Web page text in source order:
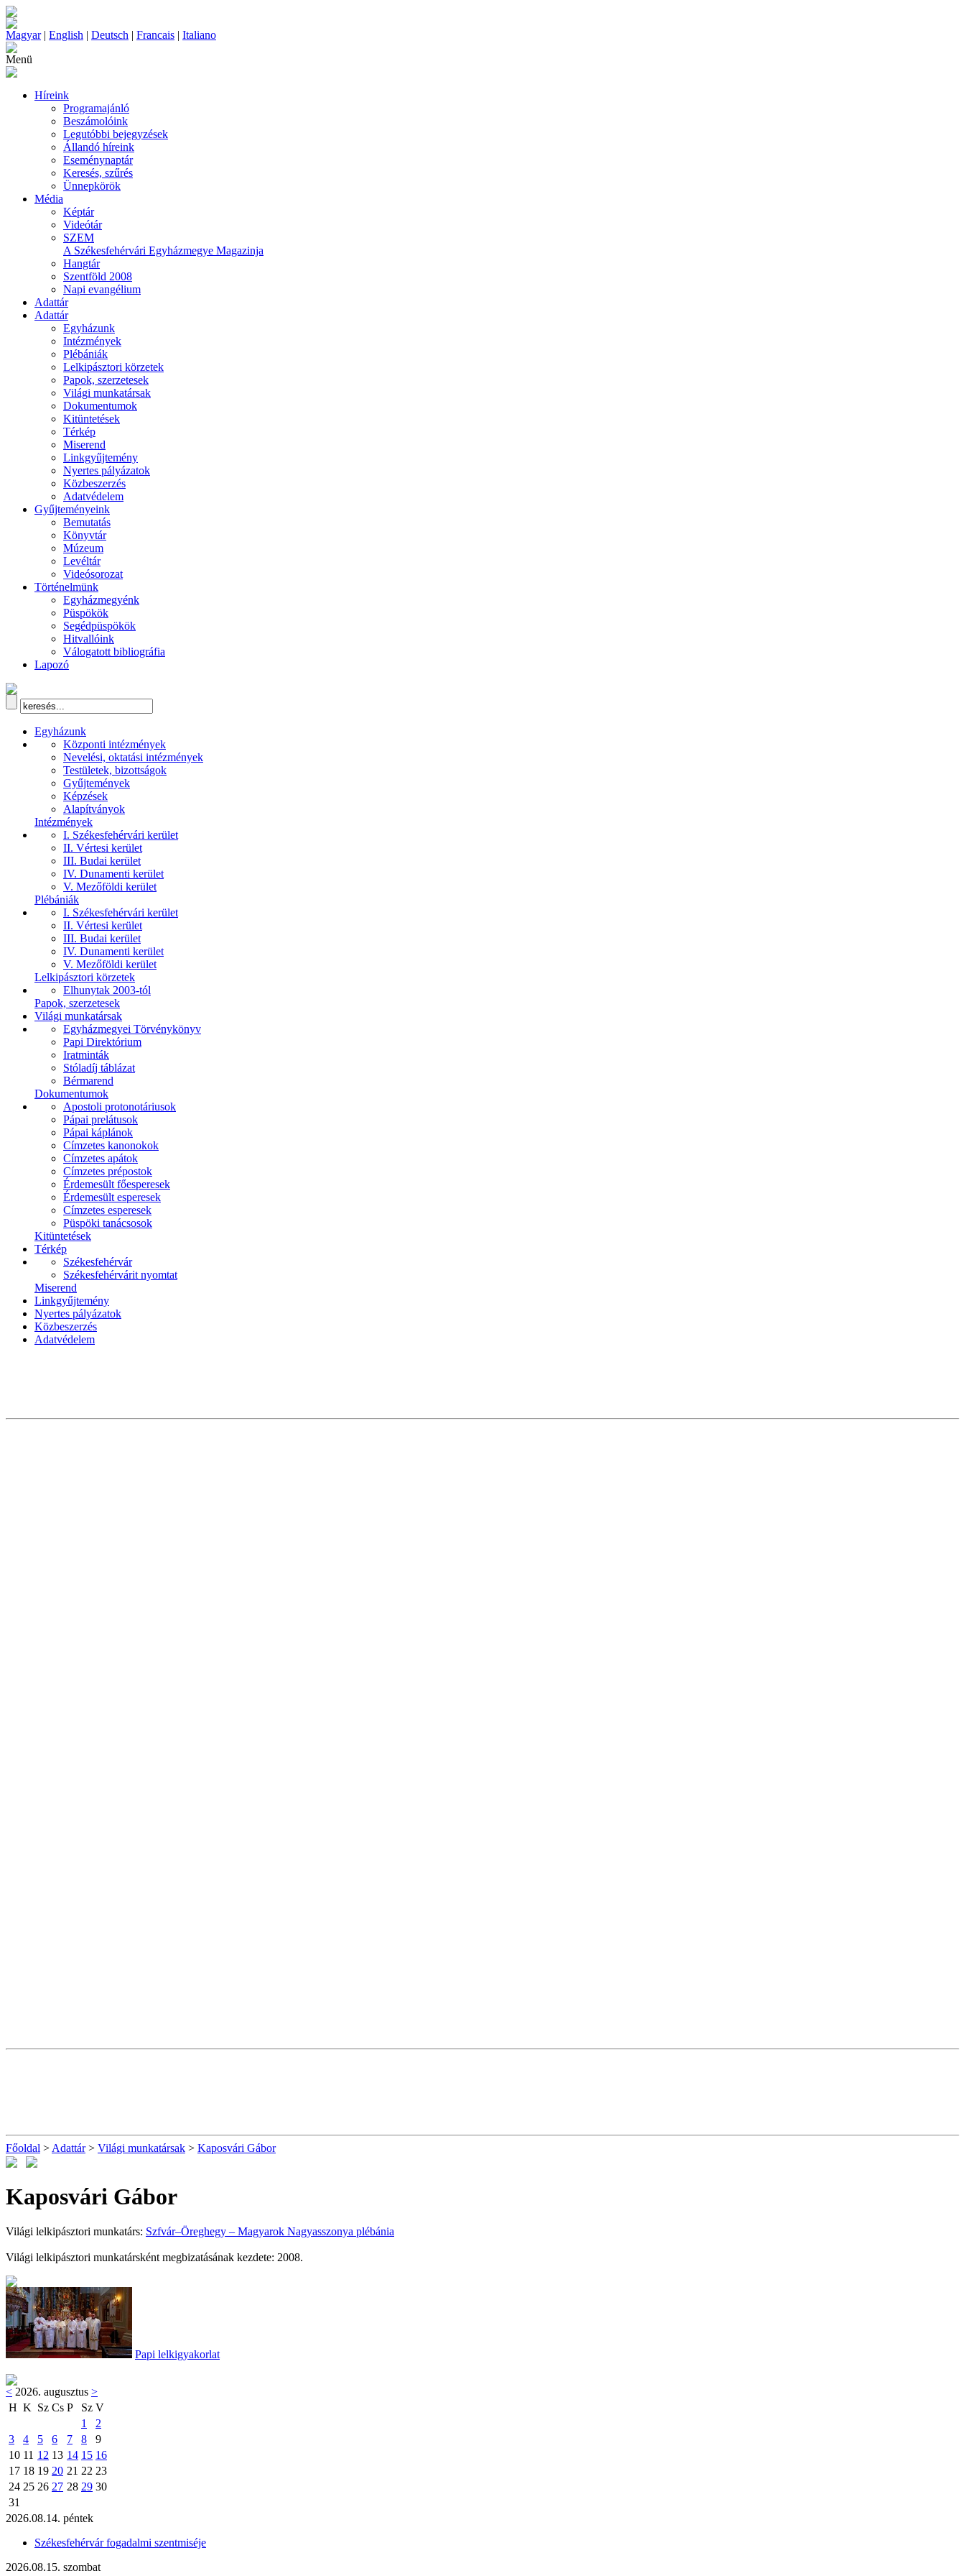
Magyar| English | Deutsch | Francais | Italiano
Menü
Híreink
Programajánló
Beszámolóink
Legutóbbi bejegyzések
Állandó híreink
Eseménynaptár
Keresés, szűrés
Ünnepkörök
Média
Képtár
Videótár
SZEM
A Székesfehérvári Egyházmegye Magazinja
Hangtár
Szentföld 2008
Napi evangélium
Adattár
Adattár
Egyházunk
Intézmények
Plébániák
Lelkipásztori körzetek
Papok, szerzetesek
Világi munkatársak
Dokumentumok
Kitüntetések
Térkép
Miserend
Linkgyűjtemény
Nyertes pályázatok
Közbeszerzés
Adatvédelem
Gyűjteményeink
Bemutatás
Könyvtár
Múzeum
Levéltár
Videósorozat
Történelmünk
Egyházmegyénk
Püspökök
Segédpüspökök
Hitvallóink
Válogatott bibliográfia
Lapozó
Egyházunk
Központi intézmények
Nevelési, oktatási intézmények
Testületek, bizottságok
Gyűjtemények
Képzések
Alapítványok
Intézmények
I. Székesfehérvári kerület
II. Vértesi kerület
III. Budai kerület
IV. Dunamenti kerület
V. Mezőföldi kerület
Plébániák
I. Székesfehérvári kerület
II. Vértesi kerület
III. Budai kerület
IV. Dunamenti kerület
V. Mezőföldi kerület
Lelkipásztori körzetek
Elhunytak 2003-tól
Papok, szerzetesek
Világi munkatársak
Egyházmegyei Törvénykönyv
Papi Direktórium
Iratminták
Stóladíj táblázat
Bérmarend
Dokumentumok
Apostoli protonotáriusok
Pápai prelátusok
Pápai káplánok
Címzetes kanonokok
Címzetes apátok
Címzetes prépostok
Érdemesült főesperesek
Érdemesült esperesek
Címzetes esperesek
Püspöki tanácsosok
Kitüntetések
Térkép
Székesfehérvár
Székesfehérvárit nyomtat
Miserend
Linkgyűjtemény
Nyertes pályázatok
Közbeszerzés
Adatvédelem
Főoldal > Adattár> Világi munkatársak > Kaposvári Gábor
Kaposvári Gábor
Világi lelkipásztori munkatárs: Szfvár–Öreghegy – Magyarok Nagyasszonya plébánia
Világi lelkipásztori munkatársként megbizatásának kezdete: 2008.
Papi lelkigyakorlat
< 2026. augusztus >
H K Sz Cs P Sz V
1
2
3
4 5 6 7 8
9
10 11 12 13 14 15 16
17 18 19 20 21 22 23
24 25 26 27 28 29 30
31
2026.08.14. péntek
Székesfehérvár fogadalmi szentmiséje
2026.08.15. szombat